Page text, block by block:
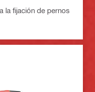
la fijación de pernos